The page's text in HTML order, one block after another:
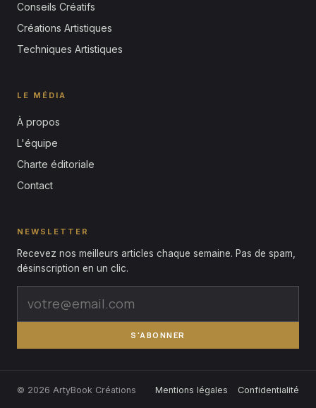
Conseils Créatifs
Créations Artistiques
Techniques Artistiques
LE MÉDIA
À propos
L'équipe
Charte éditoriale
Contact
NEWSLETTER
Recevez nos meilleurs articles chaque semaine. Pas de spam,
désinscription en un clic.
S'ABONNER
© 2026 ArtyBook Créations Mentions légales Confidentialité